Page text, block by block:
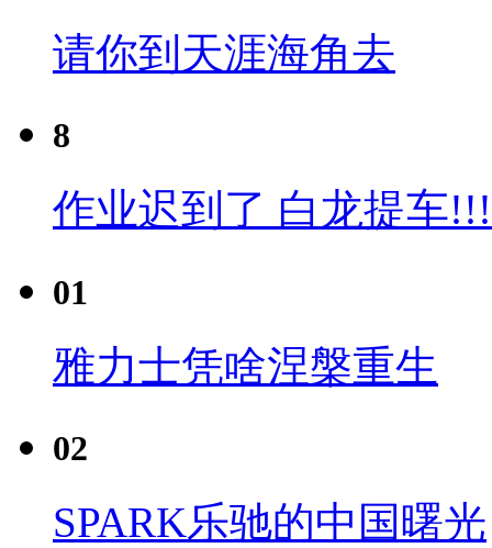
请你到天涯海角去
8
作业迟到了 白龙提车
01
雅力士凭啥涅槃重生
02
SPARK乐驰的中国曙光